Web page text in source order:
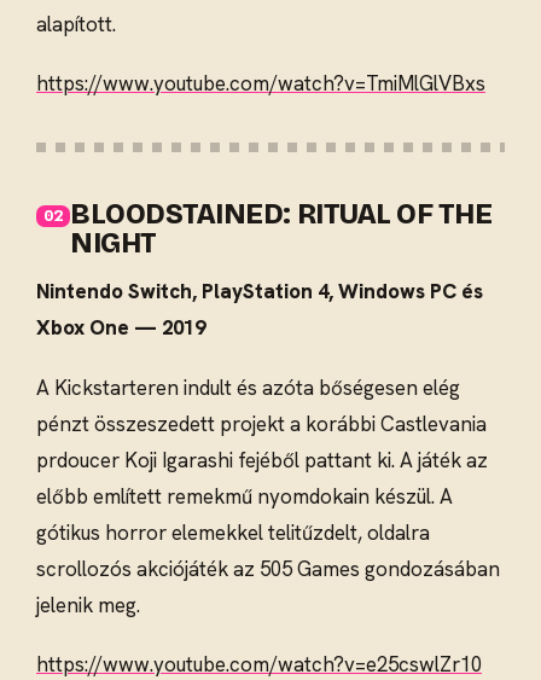
alapított.
https://www.youtube.com/watch?v=TmiMlGlVBxs
BLOODSTAINED: RITUAL OF THE
NIGHT
Nintendo Switch, PlayStation 4, Windows PC és
Xbox One — 2019
A Kickstarteren indult és azóta bőségesen elég
pénzt összeszedett projekt a korábbi Castlevania
prdoucer Koji Igarashi fejéből pattant ki. A játék az
előbb említett remekmű nyomdokain készül. A
gótikus horror elemekkel telitűzdelt, oldalra
scrollozós akciójáték az 505 Games gondozásában
jelenik meg.
https://www.youtube.com/watch?v=e25cswlZr10